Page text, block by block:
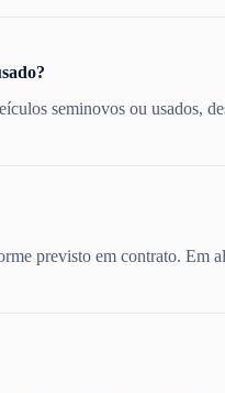
seminovos ou usados,
previsto em contrato. Em